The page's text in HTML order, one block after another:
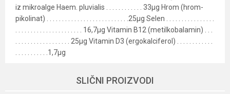
iz mikroalge Haem. pluvialis . . . . . . . . . . . . 33µg Hrom (hrom-
pikolinat) . . . . . . . . . . . . . . . . . . . . . . . . . . .25µg Selen . . . . . . . . . . . . . . . .
. . . . . . . . . . . . . . . . . . . . . . 16,7µg Vitamin B12 (metilkobalamin) . . .
. . . . . . . . . . . . . . . . . . 25µg Vitamin D3 (ergokalciferol) . . . . . . . . . . . .
. . . . . . . . . . .1,7µg
Dodatak ishrani-suplementi
SLIČNI PROIZVODI